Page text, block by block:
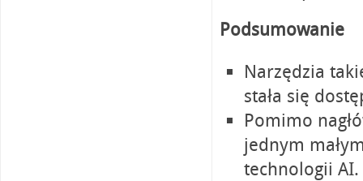
Podsumowanie
Narzędzia
stała się
Pomimo
jednym
technologii AI.